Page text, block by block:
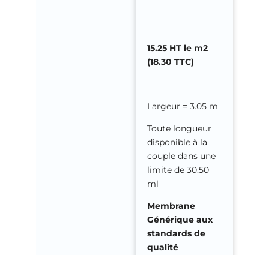
15.25 HT le m2
(18.30 TTC)
Largeur = 3.05 m
Toute longueur
disponible à la
couple dans une
limite de 30.50
ml
Membrane
Générique aux
standards de
qualité